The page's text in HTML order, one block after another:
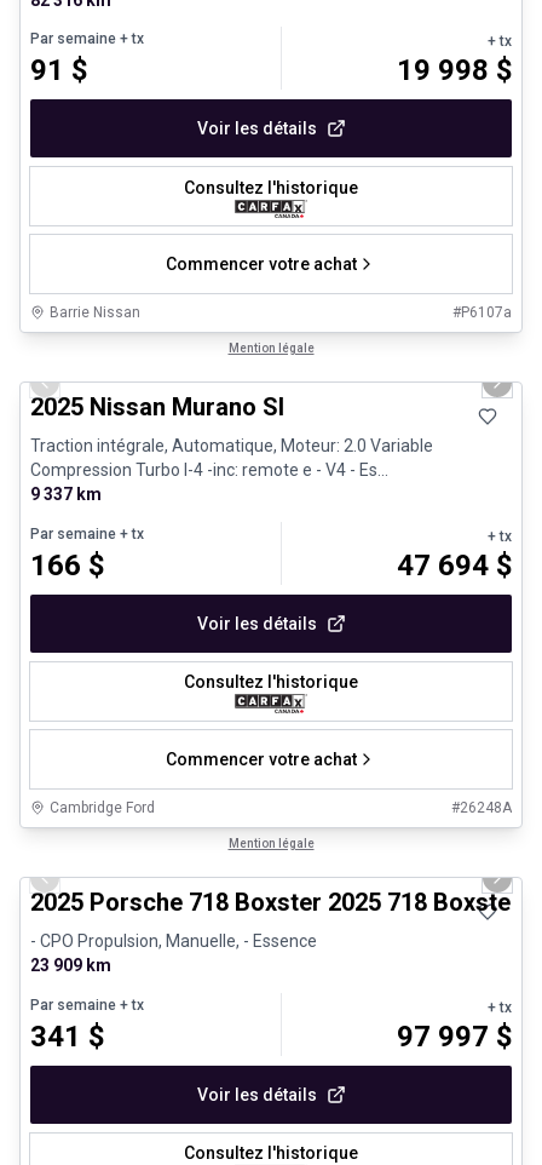
Par semaine + tx
91 $
+ tx
19 998 $
Voir les détails
Consultez l'historique
Commencer votre achat
Barrie Nissan #P6107a
Mention légale
Previous slide Next
2025 Nissan Murano Sl
Traction intégrale, Automatique, Moteur: 2.0 Variable
Compression Turbo I-4 -inc: remote e - V4 - Es...
9 337 km
Par semaine + tx
166 $
+ tx
47 694 $
Voir les détails
Consultez l'historique
Commencer votre achat
Cambridge Ford #26248A
Mention légale
Véhicules d'occasion certifiés
Previous slide Next
2025 Porsche 718 Boxster 2025 718 Boxster -
- CPO Propulsion, Manuelle, - Essence
23 909 km
Par semaine + tx
341 $
+ tx
97 997 $
Voir les détails
Consultez l'historique